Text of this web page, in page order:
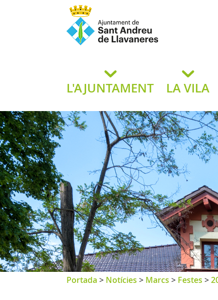
de
L'AJUNTAMENT LA VILA
Portada > Notícies > Marcs > Festes >